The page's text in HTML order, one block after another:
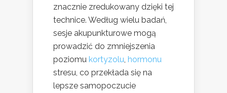
znacznie zredukowany dzięki tej
technice. Według wielu badań,
sesje akupunkturowe mogą
prowadzić do zmniejszenia
poziomu kortyzolu hormonu
stresu, co przekłada się na
lepsze samopoczucie